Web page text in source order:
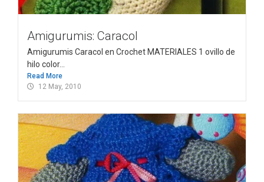
Amigurumis: Caracol
Amigurumis Caracol en Crochet MATERIALES 1 ovillo de
hilo color...
Read More
12 May, 2010